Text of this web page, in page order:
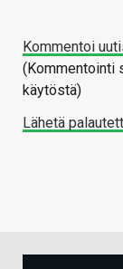
Kommentoi
(Kommentointi
käytöstä)
Lähetä